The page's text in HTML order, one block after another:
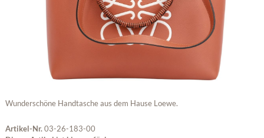
Wunderschöne Handtasche aus dem Hause Loewe.
Artikel-Nr.03-26-183-00